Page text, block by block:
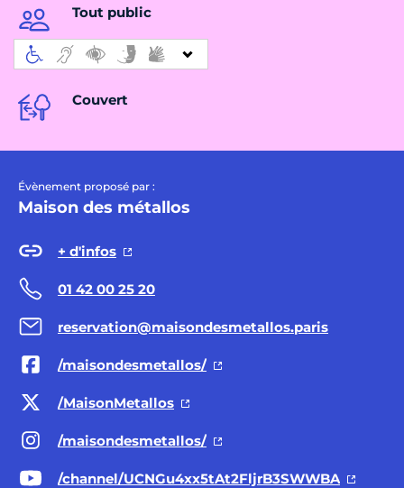
Tout public
Couvert
Évènement proposé par :
Maison des métallos
+ d'infos
01 42 00 25 20
reservation@maisondesmetallos.paris
/maisondesmetallos/
/MaisonMetallos
/maisondesmetallos/
/channel/UCNGu4xx5tAt2FljrB3SWWBA